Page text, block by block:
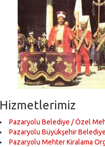
Hizmetlerimiz
Pazaryolu Belediye / Özel
Pazaryolu Büyükşehir
Pazaryolu Mehter Kiralama